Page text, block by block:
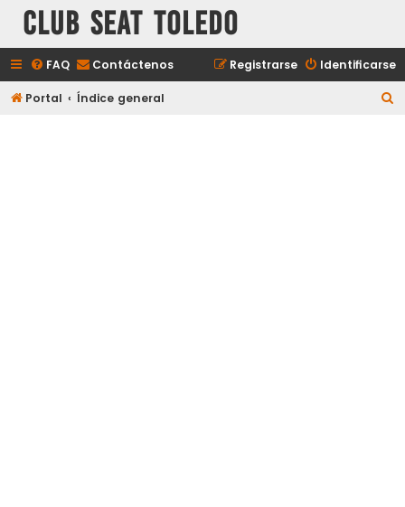
Club Seat Toledo
FAQ Contáctenos Identificarse
Registrarse
Portal Índice general